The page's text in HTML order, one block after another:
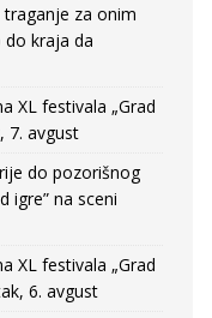
za onim
kraja da
XL festivala „Grad
7. avgust
do pozorišnog
igre” na sceni
XL festivala „Grad
6. avgust